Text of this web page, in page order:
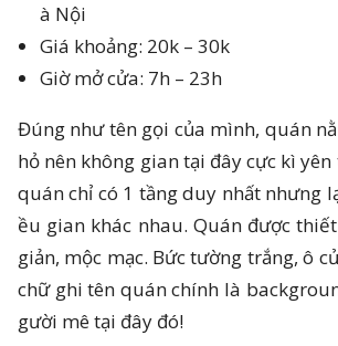
à Nội
Giá khoảng: 20k – 30k
Giờ mở cửa: 7h – 23h
Đúng như tên gọi của mình, quán
hỏ nên không gian tại đây cực kì
quán chỉ có 1 tầng duy nhất nhưng
ều gian khác nhau. Quán được
giản, mộc mạc. Bức tường trắng, ô
chữ ghi tên quán chính là
gười mê tại đây đó!